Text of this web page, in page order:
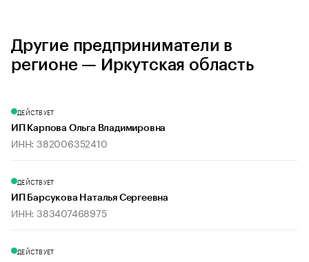
Другие предприниматели в
регионе — Иркутская область
ДЕЙСТВУЕТ
ИП Карпова Ольга Владимировна
ИНН: 382006352410
ДЕЙСТВУЕТ
ИП Барсукова Наталья Сергеевна
ИНН: 383407468975
ДЕЙСТВУЕТ